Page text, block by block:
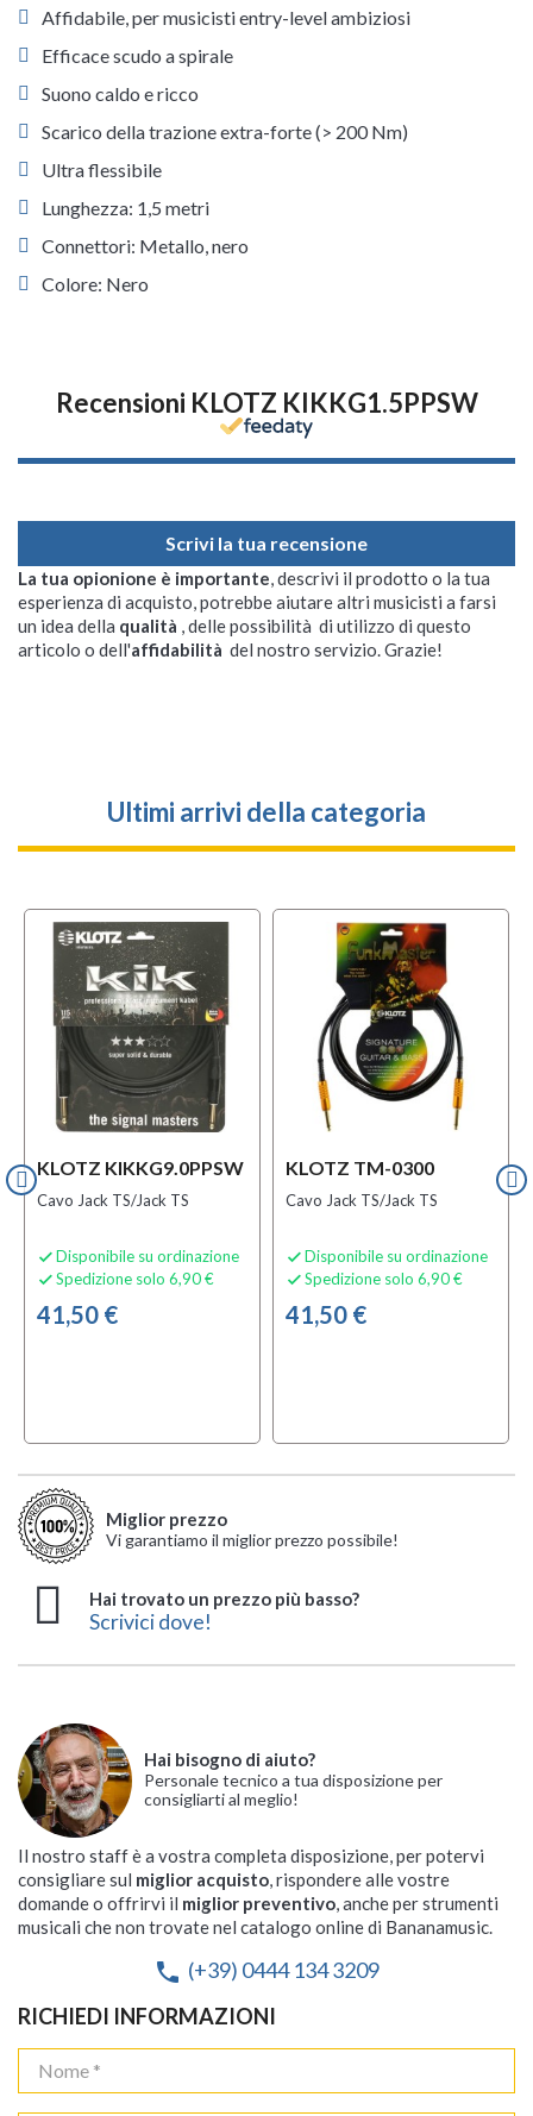
Affidabile, per musicisti entry-level ambiziosi
Efficace scudo a spirale
Suono caldo e ricco
Scarico della trazione extra-forte (> 200 Nm)
Ultra flessibile
Lunghezza: 1,5 metri
Connettori: Metallo, nero
Colore: Nero
Recensioni KLOTZ KIKKG1.5PPSW
Scrivi la tua recensione
La tua opionione è importante, descrivi il prodotto o la tua
esperienza di acquisto, potrebbe aiutare altri musicisti a farsi
un idea della qualità , delle possibilità di utilizzo di questo
articolo o dell'affidabilità del nostro servizio. Grazie!
Ultimi arrivi della categoria
KLOTZ KIKKG9.0PPSW
Cavo Jack TS/Jack TS
 Disponibile su ordinazione
 Spedizione solo 6,90 €
41,50 €
KLOTZ TM-0300
Cavo Jack TS/Jack TS
 Disponibile su ordinazione
 Spedizione solo 6,90 €
41,50 €
Miglior prezzo
Vi garantiamo il miglior prezzo possibile!
Hai trovato un prezzo più basso?
Scrivici dove!
Hai bisogno di aiuto?
Personale tecnico a tua disposizione per
consigliarti al meglio!
Il nostro staff è a vostra completa disposizione, per potervi
consigliare sul miglior acquisto, rispondere alle vostre
domande o offrirvi il miglior preventivo, anche per strumenti
musicali che non trovate nel catalogo online di Bananamusic.
phone (+39) 0444 134 3209
RICHIEDI INFORMAZIONI